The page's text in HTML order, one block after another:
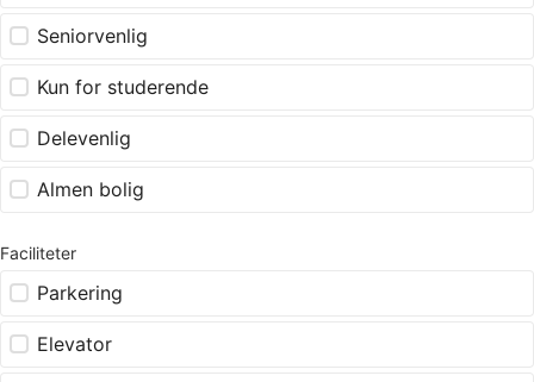
Seniorvenlig
Kun for studerende
Delevenlig
Almen bolig
Faciliteter
Parkering
Elevator